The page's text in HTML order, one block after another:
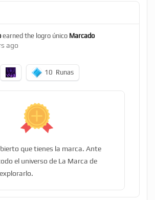
earned the logro único Marcado
ago
10 Runas
que tienes la marca. Ante
el universo de La Marca de